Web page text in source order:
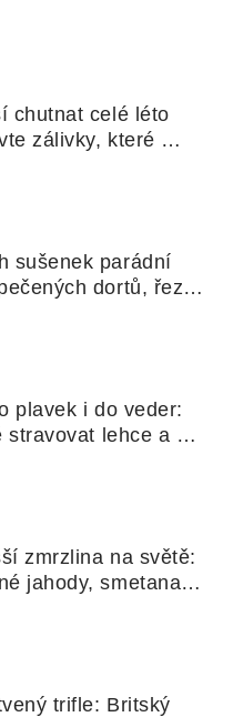
chutnat celé léto
zálivky, které
sušenek parádní
dortů, řezů
plavek i do veder:
stravovat lehce a
zmrzlina na světě:
jahody, smetana a
trifle: Britský